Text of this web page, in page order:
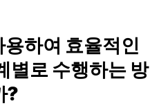
하여 효율적인
별로 수행하는 방
?